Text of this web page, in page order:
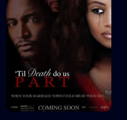
Jusqu’à ce que la
mort nous sépare
2018
Bande annonce
Détails